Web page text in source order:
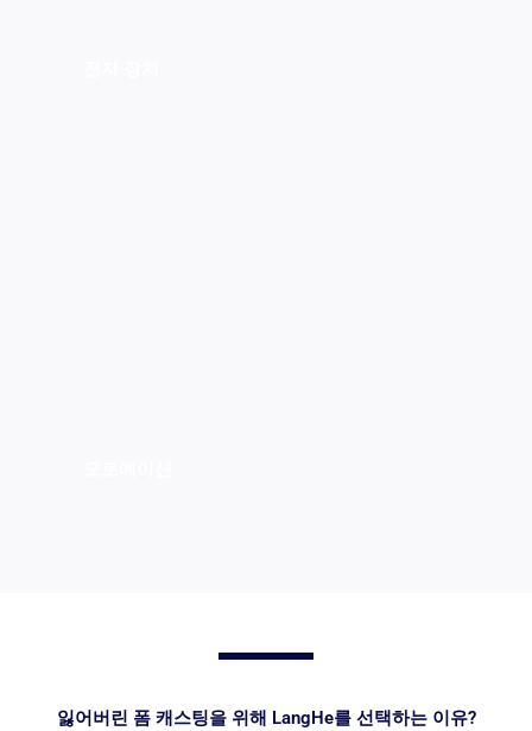
잃어버린 폼 캐스팅을 위해 LangHe를 선택하는 이유?